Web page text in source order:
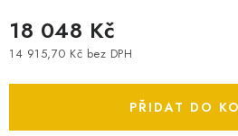
BATERIE PRO VYSAVAČE
BATERIE PRO NOUZOVÁ
18 048 Kč
14 915,70 Kč bez DPH
PŘIDAT DO